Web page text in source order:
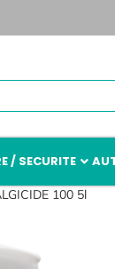
/ SECURITE
100 5l